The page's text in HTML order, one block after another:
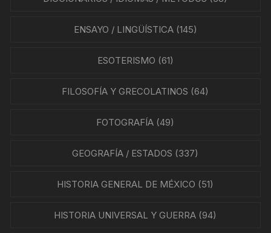
ENSAYO / LINGÜÍSTICA(145)
ESOTERISMO (61)
FILOSOFÍA Y GRECOLATINOS (64)
FOTOGRAFÍA (49)
GEOGRAFÍA / ESTADOS (337)
HISTORIA GENERAL DE MÉXICO (51)
HISTORIA UNIVERSAL Y GUERRA (94)